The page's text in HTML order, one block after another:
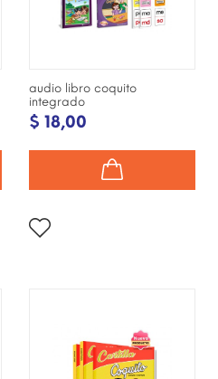
audio libro coquito
integrado
$ 18,00